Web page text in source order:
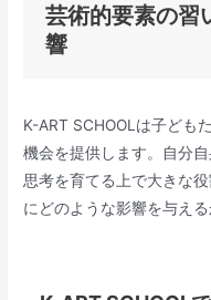
芸術的要素の習
響
K-ART SCHOOLは子ども
機会を提供します。自分
思考を育てる上で大きな
にどのような影響を与え